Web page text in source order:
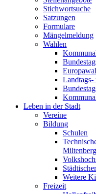
Stichwortsuche
Satzungen
Formulare
Mängelmeldung
Wahlen
Leben in der Stadt
Vereine
Bildung
Schulen
Miltenberg
Weitere
Freizeit